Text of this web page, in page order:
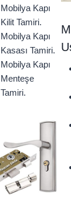
Mobilya Kapı
Kilit Tamiri.
Mobilya Kapı
Kasası Tamiri.
Mobilya Kapı
Menteşe
Tamiri.